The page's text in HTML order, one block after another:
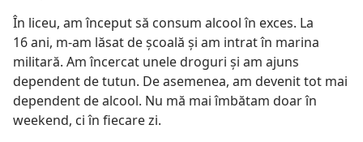
În liceu, am început să consum alcool în exces. La
16 ani, m-am lăsat de şcoală şi am intrat în marina
militară. Am încercat unele droguri şi am ajuns
dependent de tutun. De asemenea, am devenit tot mai
dependent de alcool. Nu mă mai îmbătam doar în
weekend, ci în fiecare zi.